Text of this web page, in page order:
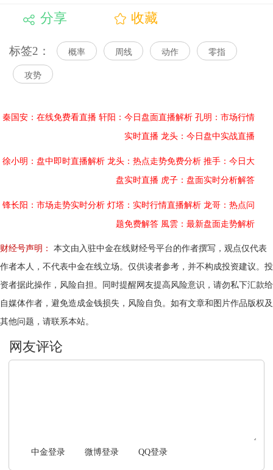
分享 收藏
标签2： 概率 周线 动作 零指
攻势
秦国安：在线免费看直播 轩阳：今日盘面直播解析 孔明：市场行情
实时直播 龙头：今日盘中实战直播
徐小明：盘中即时直播解析 龙头：热点走势免费分析 推手：今日大
盘实时直播 虎子：盘面实时分析解答
锋长阳：市场走势实时分析 灯塔：实时行情直播解析 龙哥：热点问
题免费解答 風雲：最新盘面走势解析
财经号声明：
本文由入驻中金在线财经号平台的作者撰写，观点仅代表
作者本人，不代表中金在线立场。仅供读者参考，并不构成投资建议。投
资者据此操作，风险自担。同时提醒网友提高风险意识，请勿私下汇款给
自媒体作者，避免造成金钱损失，风险自负。如有文章和图片作品版权及
其他问题，请联系本站。
中金登录 微博登录 QQ登录